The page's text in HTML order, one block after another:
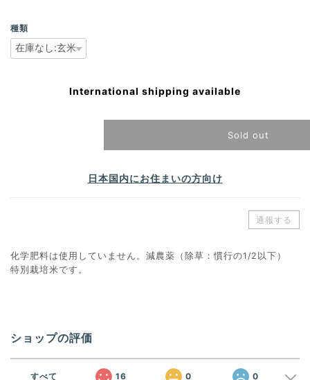
種類
International shipping available
Sold out
日本国内にお住まいの方向け
通報する
化学肥料は使用していません。減農薬（除草：慣行の1/2以下）
特別栽培米です。
ショップの評価
すべて 16 0 0